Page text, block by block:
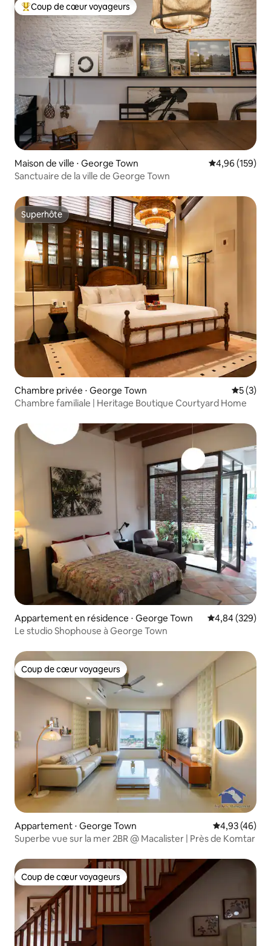
Coups de cœur voyageurs les plus appréciés
Coup de cœur voyageurs
Maison de ville ⋅ George Town Évaluation
4,96 (159)
Sanctuaire de la ville de George Town
Superhôte
Superhôte
Chambre privée ⋅ George Town
5 (3)
Chambre familiale | Heritage Boutique Courtyard Home
Appartement en résidence ⋅ George Town Évaluation
4,84 (329)
Le studio Shophouse à George Town
Coup de cœur voyageurs
Coup de cœur voyageurs
Appartement ⋅ George Town Évaluation
4,93 (46)
Superbe vue sur la mer 2BR @ Macalister | Près de Komtar
Coup de cœur voyageurs
Coup de cœur voyageurs